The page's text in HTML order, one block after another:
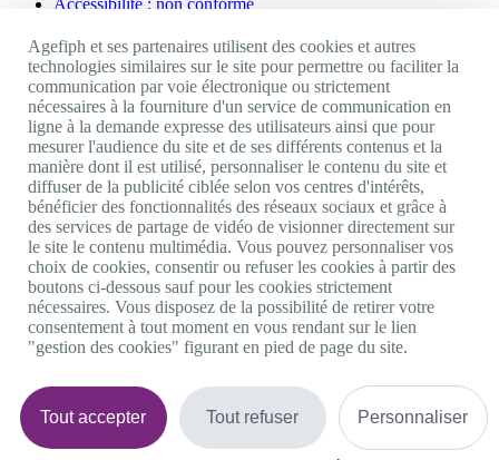
Nos autres sites
Site portail Agefiph
Activateur de progrès
Handinnov
Innovation et recherche
Université du RRH
Service AppuiPro
Nous suivre
Youtube
Linkedin
Facebook
Twitter
0 800 11 10 09Services & appel gratuitsDe 9h à 18h.
Nous contacter
Plateforme de mise en contact LSF
Agefiph et ses partenaires utilisent des cookies et autres
technologies similaires sur le site pour permettre ou faciliter la
communication par voie électronique ou strictement
nécessaires à la fourniture d'un service de communication en
ligne à la demande expresse des utilisateurs ainsi que pour
mesurer l'audience du site et de ses différents contenus et la
manière dont il est utilisé, personnaliser le contenu du site et
diffuser de la publicité ciblée selon vos centres d'intérêts,
bénéficier des fonctionnalités des réseaux sociaux et grâce à
des services de partage de vidéo de visionner directement sur
le site le contenu multimédia. Vous pouvez personnaliser vos
choix de cookies, consentir ou refuser les cookies à partir des
boutons ci-dessous sauf pour les cookies strictement
nécessaires. Vous disposez de la possibilité de retirer votre
consentement à tout moment en vous rendant sur le lien
"gestion des cookies" figurant en pied de page du site.
Tout accepter Tout refuser Personnaliser